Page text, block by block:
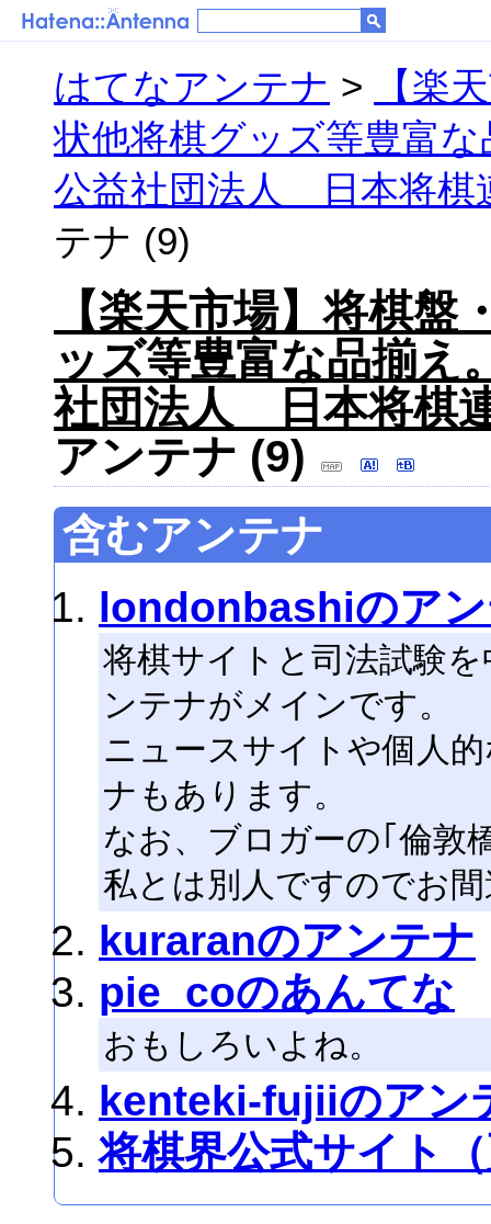
はてなアンテナ >
【楽
状他将棋グッズ等豊富
公益社団法人 日本将棋
テナ (9)
【楽天市場】将棋
ッズ等豊富な品揃え
社団法人 日本将棋
アンテナ (9)
含むアンテナ
londonbashiのア
将棋サイトと司法試験
ンテナがメインです。
ニュースサイトや個人
ナもあります。
なお、ブロガーの｢倫敦
私とは別人ですのでお
kuraranのアンテナ
pie_coのあんてな
おもしろいよね。
kenteki-fujiiのアン
将棋界公式サイト